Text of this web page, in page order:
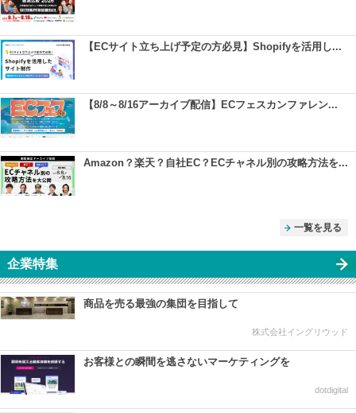
【ECサイト立ち上げ予定の方必見】Shopifyを活用し...
【8/8～8/16アーカイブ配信】ECフェスカンファレン...
Amazon？楽天？自社EC？ECチャネル別の攻略方法を...
一覧を見る
企業特集
商品を売る最強の集団を目指して
株式会社イングリウッド
お客様との瞬間を逃さないマーケティングを
dotdigital